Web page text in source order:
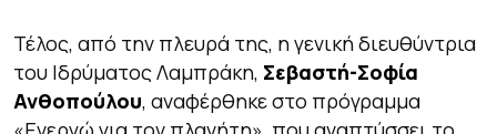
Τέλος, από την πλευρά της, η γενική διευθύντρια
του Ιδρύματος Λαμπράκη, Σεβαστή-Σοφία
Ανθοπούλου, αναφέρθηκε στο πρόγραμμα